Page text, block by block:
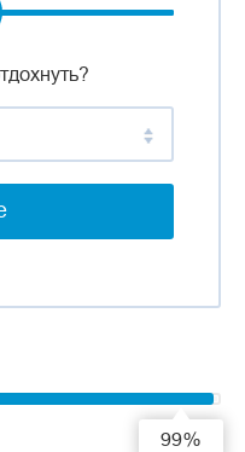
99%